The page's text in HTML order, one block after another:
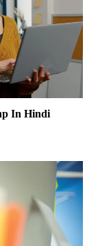
In Hindi